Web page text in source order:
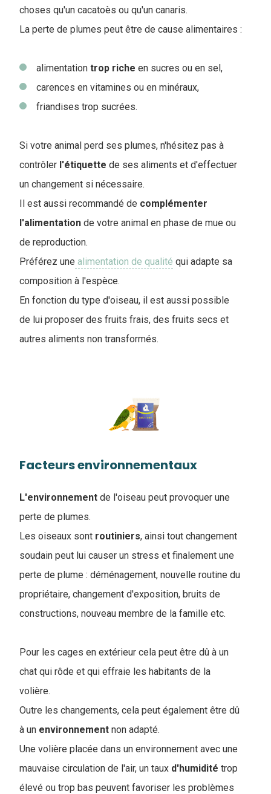
choses qu'un cacatoès ou qu'un canaris.
La perte de plumes peut être de cause alimentaires :
alimentation trop riche en sucres ou en sel,
carences en vitamines ou en minéraux,
friandises trop sucrées.
Si votre animal perd ses plumes, n'hésitez pas à
contrôler l'étiquette de ses aliments et d'effectuer
un changement si nécessaire.
Il est aussi recommandé de complémenter
l'alimentation de votre animal en phase de mue ou
de reproduction.
Préférez une alimentation de qualité qui adapte sa
composition à l'espèce.
En fonction du type d'oiseau, il est aussi possible
de lui proposer des fruits frais, des fruits secs et
autres aliments non transformés.
Facteurs environnementaux
L'environnement de l'oiseau peut provoquer une
perte de plumes.
Les oiseaux sont routiniers, ainsi tout changement
soudain peut lui causer un stress et finalement une
perte de plume : déménagement, nouvelle routine du
propriétaire, changement d'exposition, bruits de
constructions, nouveau membre de la famille etc.
Pour les cages en extérieur cela peut être dû à un
chat qui rôde et qui effraie les habitants de la
volière.
Outre les changements, cela peut également être dû
à un environnement non adapté.
Une volière placée dans un environnement avec une
mauvaise circulation de l'air, un taux d'humidité trop
élevé ou trop bas peuvent favoriser les problèmes